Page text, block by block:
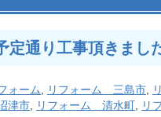
通り工事頂きまし
ォーム リフォーム 三島市
津市 リフォーム 清水町 リ